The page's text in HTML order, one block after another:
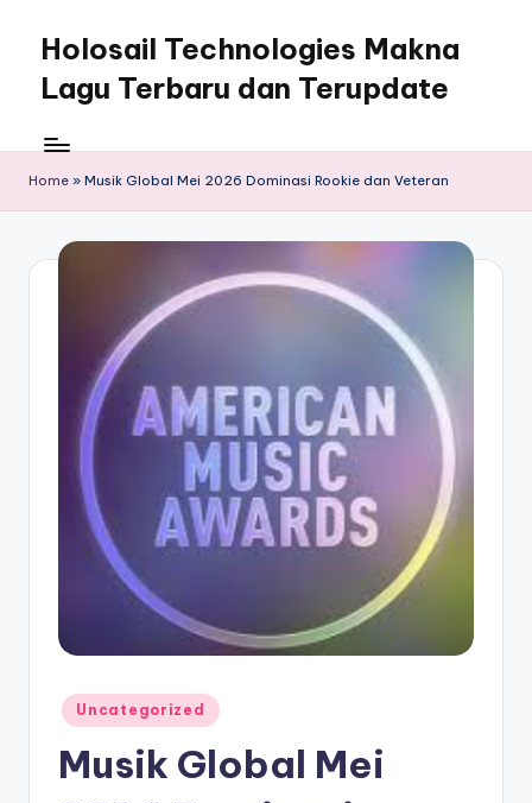
content
Holosail Technologies Makna
Lagu Terbaru dan Terupdate
Home » Musik Global Mei 2026 Dominasi Rookie dan Veteran
Posted
in
Uncategorized
Musik Global Mei